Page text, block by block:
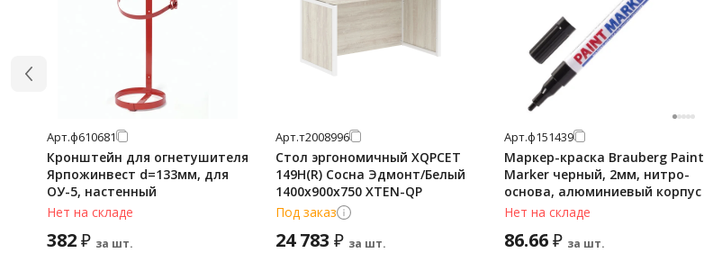
Арт.ф610681
Кронштейн для огнетушителя
Ярпожинвест d=133мм, для
ОУ-5, настенный
Нет на складе
382₽ за шт.
Арт.т2008996
Стол эргономичный XQPCET
149H(R) Сосна Эдмонт/Белый
1400х900х750 XTEN-QP
Под заказ
24 783 ₽ за шт.
Арт.ф151439
Маркер-краска Brauberg Paint
Marker черный, 2мм, нитро-
основа, алюминиевый корпус
Нет на складе
86.66₽ за шт.